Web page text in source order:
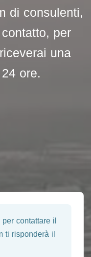
di consulenti,
per
una
ore.
contattare il
ti risponderà il